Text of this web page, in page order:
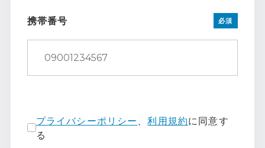
携帯番号 必須
プライバシーポリシー 、利用規約に同意す
る